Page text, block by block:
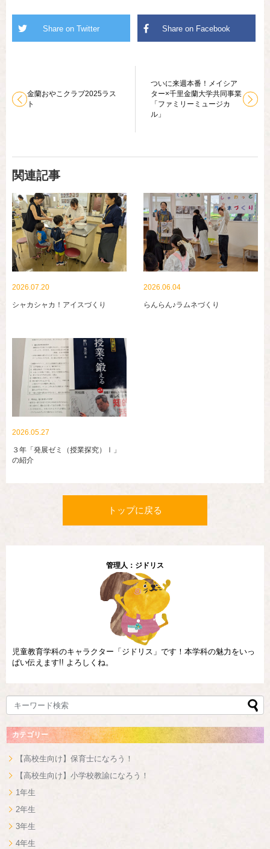
関連記事
2026.07.20
シャカシャカ！アイスづくり
2026.06.04
らんらん♪ラムネづくり
2026.05.27
３年「発展ゼミ（授業探究）Ⅰ」
の紹介
金蘭おやこクラブ2025ラス
ト
ついに来週本番！メイシア
ター×千里金蘭大学共同事業
「ファミリーミュージカ
ル」
トップに戻る
管理人：ジドリス
児童教育学科のキャラクター「ジドリス」です！本学科の魅力をいっ
ぱい伝えます!! よろしくね。
カテゴリー
【高校生向け】保育士になろう！
【高校生向け】小学校教諭になろう！
1年生
2年生
3年生
4年生